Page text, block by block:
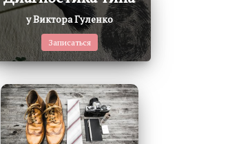
у Виктора Гуленко
Записаться